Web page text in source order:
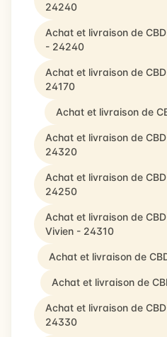
24240
Achat et livraison de
- 24240
Achat et livraison de
24170
Achat et livraison de
Achat et livraison de
24320
Achat et livraison de
24250
Achat et livraison de
Vivien - 24310
Achat et livraison de
Achat et livraison de
Achat et livraison de
24330